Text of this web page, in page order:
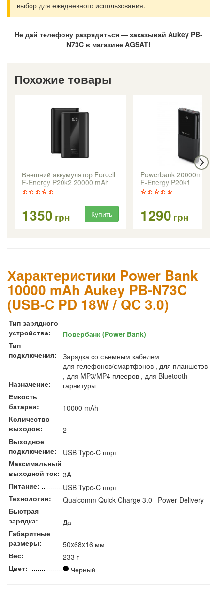
выбор для ежедневного использования.
Не дай телефону разрядиться — заказывай Aukey PB-
N73C в магазине AGSAT!
Похожие товары
Внешний аккумулятор Forcell
F-Energy P20k2 20000 mAh
(22.5W / PD / QC 3.0)
1350 грн Купить
Powerbank 20000mAh
F-Energy P20k1
1290 грн
Характеристики Power Bank
10000 mAh Aukey PB-N73C
(USB-C PD 18W / QC 3.0)
Тип зарядного
устройства:
Повербанк (Power Bank)
Тип
подключения:
Зарядка со съемным кабелем
Назначение:
для телефонов/смартфонов , для планшетов
, для MP3/MP4 плееров , для Bluetooth
гарнитуры
Емкость
батареи:
10000 mAh
Количество
выходов:
2
Выходное
подключение:
USB Type-C порт
Максимальный
выходной ток: 3A
Питание:
USB Type-C порт
Технологии:
Qualcomm Quick Charge 3.0 , Power Delivery
Быстрая
зарядка:
Да
Габаритные
размеры:
50x68x16 мм
Вес:
233 г
Цвет:
Черный